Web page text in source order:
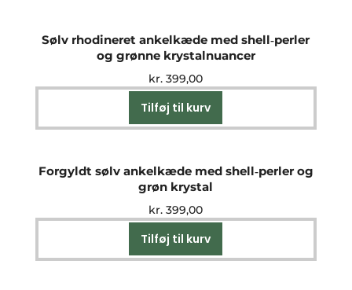
Sølv rhodineret ankelkæde med shell‑perler
og grønne krystalnuancer
kr. 399,00
Tilføj til kurv
Forgyldt sølv ankelkæde med shell‑perler og
grøn krystal
kr. 399,00
Tilføj til kurv